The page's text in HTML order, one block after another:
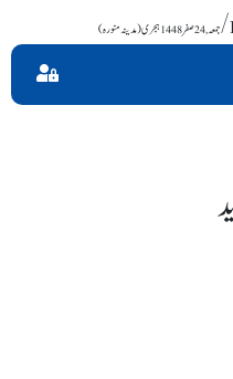
جمعہ , 24 صفر 1448 ہجری (مدینہ منورہ)/